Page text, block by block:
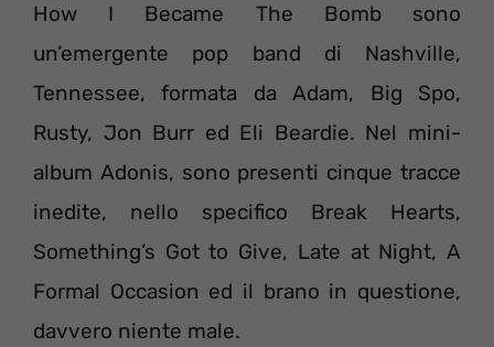
How I Became The Bomb sono
un’emergente pop band di Nashville,
Tennessee, formata da Adam, Big Spo,
Rusty, Jon Burr ed Eli Beardie. Nel mini-
album Adonis, sono presenti cinque tracce
inedite, nello specifico Break Hearts,
Something’s Got to Give, Late at Night, A
Formal Occasion ed il brano in questione,
davvero niente male.